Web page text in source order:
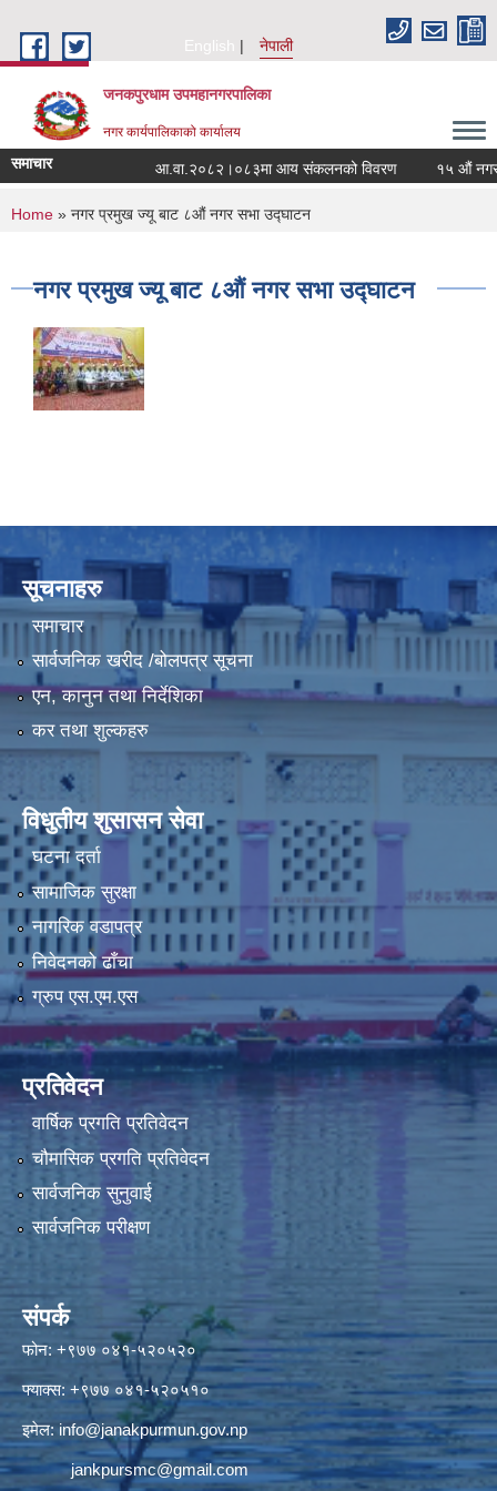
English
नेपाली
जनकपुरधाम उपमहानगरपालिका
नगर कार्यपालिकाको कार्यालय
समाचार आ.वा.२०८२।०८३मा आय संकलनको विवरण १५ औं
You are here
Home » नगर प्रमुख ज्यू बाट ८औं नगर सभा उद्घाटन
नगर प्रमुख ज्यू बाट ८औं नगर सभा उद्घाटन
सूचनाहरु
समाचार
सार्वजनिक खरीद /बोलपत्र सूचना
एन, कानुन तथा निर्देशिका
कर तथा शुल्कहरु
विधुतीय शुसासन सेवा
घटना दर्ता
सामाजिक सुरक्षा
नागरिक वडापत्र
निवेदनको ढाँचा
ग्रुप एस.एम.एस
प्रतिवेदन
वार्षिक प्रगति प्रतिवेदन
चौमासिक प्रगति प्रतिवेदन
सार्वजनिक सुनुवाई
सार्वजनिक परीक्षण
संपर्क
फोन: +९७७ ०४१-५२०५२०
फ्याक्स: +९७७ ०४१-५२०५१०
इमेल:info@janakpurmun.gov.np
jankpursmc@gmail.com